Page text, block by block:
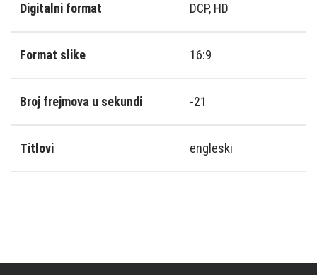
Digitalni format DCP, HD
Format slike 16:9
Broj frejmova u sekundi -21
Titlovi engleski